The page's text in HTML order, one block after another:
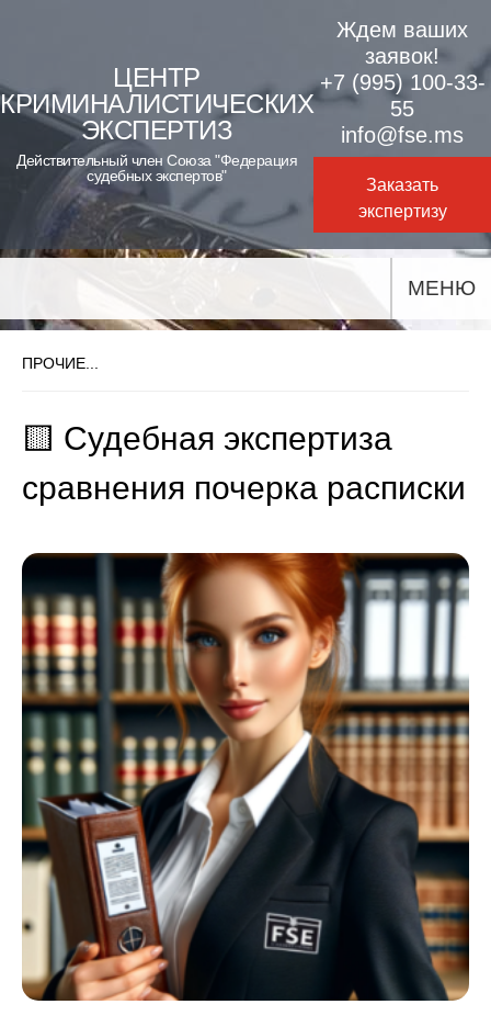
content
ЦЕНТР
КРИМИНАЛИСТИЧЕСКИХ
ЭКСПЕРТИЗ
Действительный член Союза "Федерация
судебных экспертов"
Ждем ваших
заявок!
+7 (995) 100-33-
55
info@fse.ms
Заказать
экспертизу
МЕНЮ
ПРОЧИЕ...
🟨 Судебная экспертиза
сравнения почерка расписки